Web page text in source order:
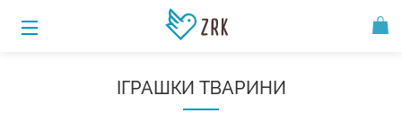
ІГРАШКИ ТВАРИНИ